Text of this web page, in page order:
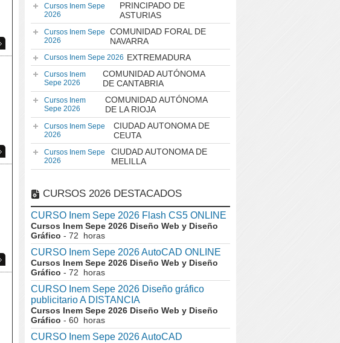
Cursos Inem Sepe
2026
PRINCIPADO DE
ASTURIAS
Cursos Inem Sepe
2026
COMUNIDAD FORAL DE
NAVARRA
Cursos Inem Sepe 2026 EXTREMADURA
Cursos Inem
Sepe 2026
COMUNIDAD AUTÓNOMA
DE CANTABRIA
Cursos Inem
Sepe 2026
COMUNIDAD AUTÓNOMA
DE LA RIOJA
Cursos Inem Sepe
2026
CIUDAD AUTONOMA DE
CEUTA
Cursos Inem Sepe
2026
CIUDAD AUTONOMA DE
MELILLA
CURSOS 2026 DESTACADOS
CURSO Inem Sepe 2026 Flash CS5 ONLINE
Cursos Inem Sepe 2026 Diseño Web y Diseño
Gráfico - 72 horas
CURSO Inem Sepe 2026 AutoCAD ONLINE
Cursos Inem Sepe 2026 Diseño Web y Diseño
Gráfico - 72 horas
CURSO Inem Sepe 2026 Diseño gráfico
publicitario A DISTANCIA
Cursos Inem Sepe 2026 Diseño Web y Diseño
Gráfico - 60 horas
CURSO Inem Sepe 2026 AutoCAD